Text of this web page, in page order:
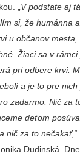
„ V podstate aj
si, že humánna
u občanov
Žiaci sa v
pri odbere krvi.
a je to pre nich
zadarmo. Nič za
deťom
nič za to nečakať,
Dudinská.